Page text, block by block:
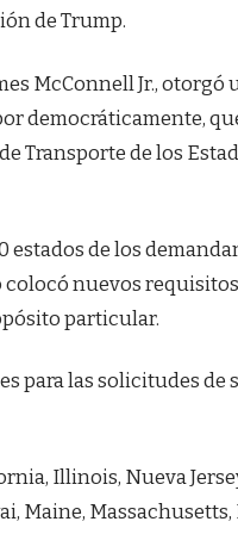
de Trump.
McConnell Jr.,
democráticamente,
Transporte de los
estados de los
nuevos
particular.
para las solicitudes de
Illinois, Nueva
Maine,